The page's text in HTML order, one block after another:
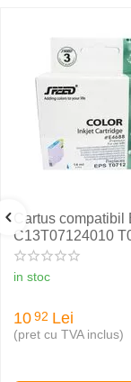
Cartus compatibil
C13T07124010
CYAN
in stoc
10 92 Lei
(pret cu TVA inclus)